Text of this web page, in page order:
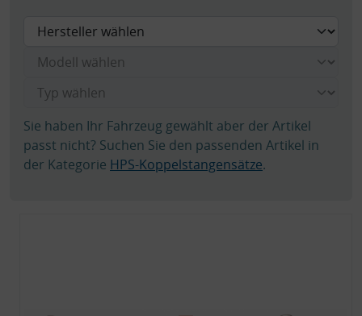
Sie haben Ihr Fahrzeug gewählt aber der Artikel
passt nicht? Suchen Sie den passenden Artikel in
der Kategorie HPS-Koppelstangensätze.